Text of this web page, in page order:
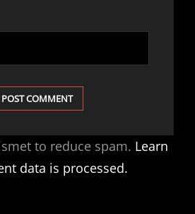
to reduce spam. Learn
data is processed.